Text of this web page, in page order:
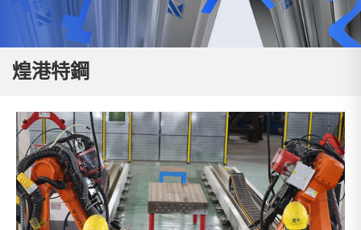
煌港特鋼